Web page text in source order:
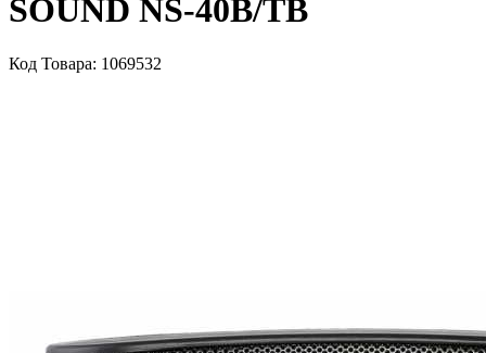
SOUND NS-40B/TB
Код Товара: 1069532